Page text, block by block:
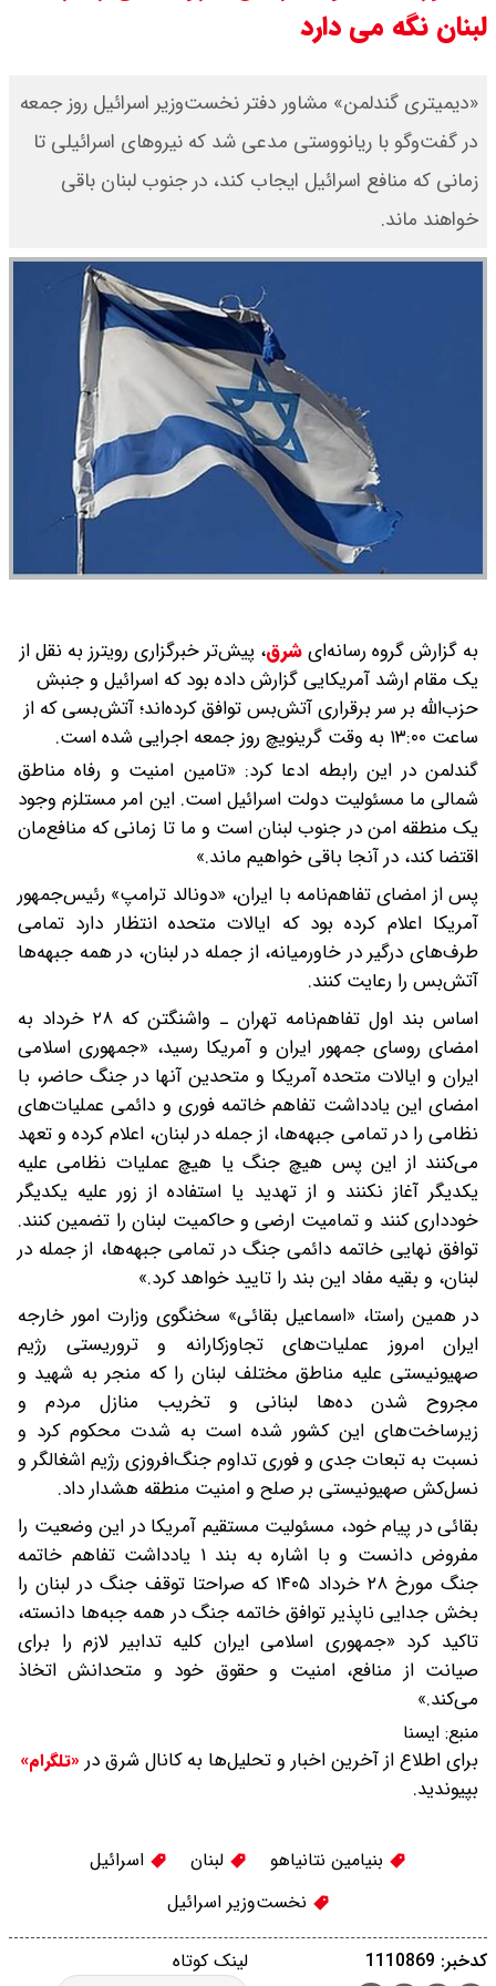
جدول
قیمت طلا و سکه امروز شنبه ۱۷ مرداد
۱۴۰۵ / قیمت هر گرم طلا چند ؟ +
جدول
لبنان نگه می دارد
«دیمیتری گندلمن» مشاور دفتر نخست‌وزیر اسرائیل روز جمعه
در گفت‌وگو با ریانووستی مدعی شد که نیروهای اسرائیلی تا
زمانی که منافع اسرائیل ایجاب کند، در جنوب لبنان باقی
خواهند ماند.
به گزارش گروه رسانه‌ایشرق، پیش‌تر خبرگزاری رویترز به نقل از
یک مقام ارشد آمریکایی گزارش داده بود که اسرائیل و جنبش
حزب‌الله بر سر برقراری آتش‌بس توافق کرده‌اند؛ آتش‌بسی که از
ساعت ۱۳:۰۰ به وقت گرینویچ روز جمعه اجرایی شده است.
گندلمن در این رابطه ادعا کرد: «تامین امنیت و رفاه مناطق
شمالی ما مسئولیت دولت اسرائیل است. این امر مستلزم وجود
یک منطقه امن در جنوب لبنان است و ما تا زمانی که منافع‌مان
اقتضا کند، در آنجا باقی خواهیم ماند.»
پس از امضای تفاهم‌نامه با ایران، «دونالد ترامپ» رئیس‌جمهور
آمریکا اعلام کرده بود که ایالات متحده انتظار دارد تمامی
طرف‌های درگیر در خاورمیانه، از جمله در لبنان، در همه جبهه‌ها
آتش‌بس را رعایت کنند.
اساس بند اول تفاهم‌نامه تهران ـ‌ واشنگتن که ۲۸ خرداد به
امضای روسای جمهور ایران و آمریکا رسید، «جمهوری اسلامی
ایران و ایالات متحده آمریکا و متحدین آنها در جنگ حاضر، با
امضای این یادداشت تفاهم خاتمه فوری و دائمی عملیات‌های
نظامی را در تمامی جبهه‌ها، از جمله در لبنان، اعلام کرده و تعهد
می‌کنند از این پس هیچ جنگ یا هیچ عملیات نظامی علیه
یکدیگر آغاز نکنند و از تهدید یا استفاده از زور علیه یکدیگر
خودداری کنند و تمامیت ارضی و حاکمیت لبنان را تضمین کنند.
توافق نهایی خاتمه دائمی جنگ در تمامی جبهه‌ها، از جمله در
لبنان، و بقیه مفاد این بند را تایید خواهد کرد.»
در همین راستا، «اسماعیل بقائی» سخنگوی وزارت امور خارجه
ایران امروز عملیات‌های تجاوزکارانه و تروریستی رژیم
صهیونیستی علیه مناطق مختلف لبنان را که منجر به شهید و
مجروح شدن ده‌ها لبنانی و تخریب منازل مردم و
زیرساخت‌های این کشور شده است به شدت محکوم کرد و
نسبت به تبعات جدی و فوری تداوم جنگ‌افروزی رژیم اشغالگر و
نسل‌کش صهیونیستی بر صلح و امنیت منطقه هشدار داد.
بقائی در پیام خود، مسئولیت مستقیم آمریکا در این وضعیت را
مفروض دانست و با اشاره به بند ۱ یادداشت تفاهم خاتمه
جنگ مورخ ۲۸ خرداد ۱۴۰۵ که صراحتا توقف جنگ در لبنان را
بخش جدایی ناپذیر توافق خاتمه جنگ در همه جبه‌ها دانسته،
تاکید کرد «جمهوری اسلامی ایران کلیه تدابیر لازم را برای
صیانت از منافع، امنیت و حقوق خود و متحدانش اتخاذ
می‌کند.»
منبع: ايسنا
برای اطلاع از آخرین اخبار و تحلیل‌ها به کانال شرق در «تلگرام»
بپیوندید.
بنیامین نتانیاهو لبنان
اسرائیل
نخست‌وزیر اسرائیل
لینک کوتاه کدخبر: 1110869